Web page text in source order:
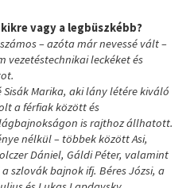
vagy a legbüszkébb?
– azóta már nevessé vált –
vezetéstechnikai leckéket és
Marika, aki lány létére kiváló
a férfiak között és
is rajthoz állhatott.
nélkül – többek között Asi,
Dániel, Gáldi Péter, valamint
szlovák bajnok ifj. Béres Józsi, a